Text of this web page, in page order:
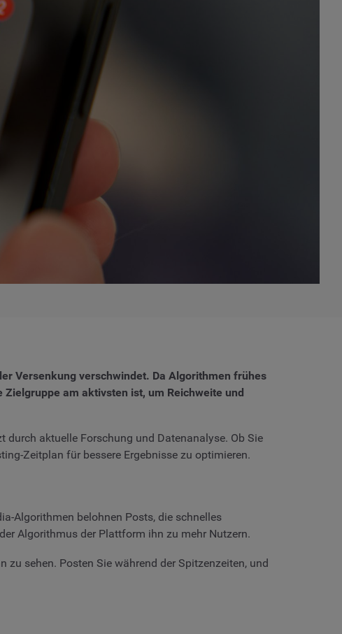
Versenkung verschwindet. Da Algorithmen frühes
am aktivsten ist, um Reichweite und
aktuelle Forschung und Datenanalyse. Ob Sie
Zeitplan für bessere Ergebnisse zu optimieren.
Algorithmen belohnen Posts, die schnelles
Algorithmus der Plattform ihn zu mehr Nutzern.
zu sehen. Posten Sie während der Spitzenzeiten, und